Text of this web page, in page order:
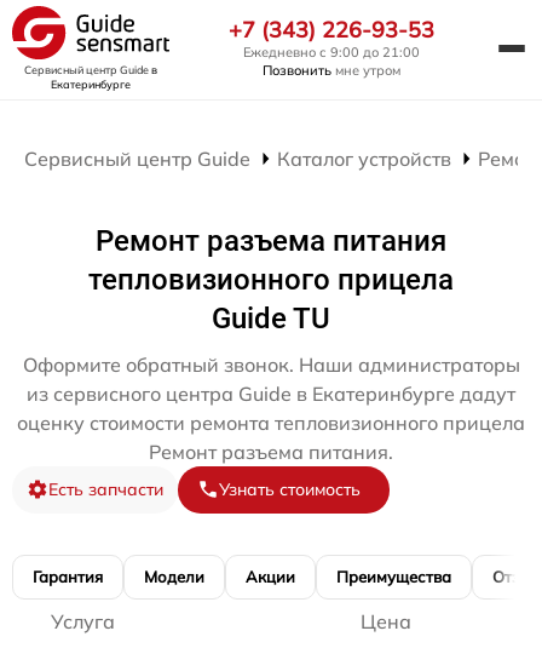
Сервисный центр Guideв
Екатеринбурге
+7 (343) 226-93-53
Ежедневно с 9:00 до 21:00
Позвонить мне утром
Сервисный центр Guide Каталог устройств
Ремонт разъема питания
тепловизионного прицела
Guide TU
Оформите обратный звонок. Наши администраторы
из сервисного центра Guide в Екатеринбурге дадут
оценку стоимости ремонта тепловизионного прицела
Ремонт разъема питания.
Есть запчасти Узнать стоимость
Гарантия Модели Акции Преимущества
Услуга Цена